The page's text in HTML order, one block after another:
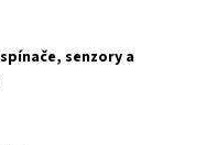
senzory a